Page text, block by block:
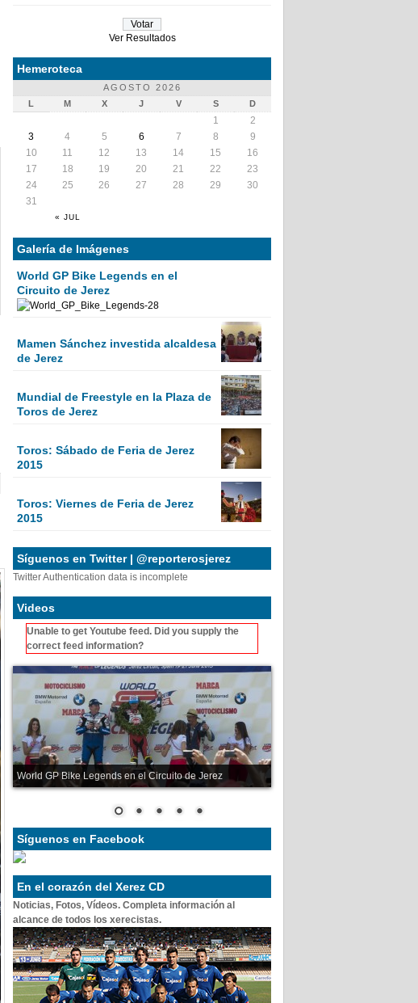
Ver Resultados
Hemeroteca
AGOSTO 2026
L
M X J V S D
« JUL
1
2
3
4 5 6 7 8
9
10
11 12 13 14 15
16
17
18 19 20 21 22
23
24
25 26 27 28 29
30
31
Galería de Imágenes
World GP Bike Legends en el
Circuito de Jerez
Mamen Sánchez investida alcaldesa
de Jerez
Mundial de Freestyle en la Plaza de
Toros de Jerez
Toros: Sábado de Feria de Jerez
2015
Toros: Viernes de Feria de Jerez
2015
Síguenos en Twitter | @reporterosjerez
Twitter Authentication data is incomplete
Videos
Unable to get Youtube feed. Did you supply the
correct feed information?
World GP Bike Legends en el Circuito de Jerez
Síguenos en Facebook
En el corazón del Xerez CD
Noticias, Fotos, Vídeos. Completa información al
alcance de todos los xerecistas.